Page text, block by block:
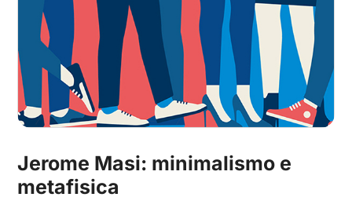
Jerome Masi: minimalismo e
metafisica